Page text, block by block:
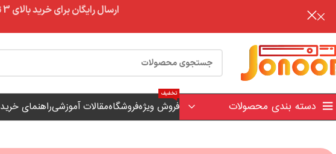
ارسال رایگان برای خرید بالای 3 تومن | ارسال شیراز فوری و مابقی شهرها با پست و تیپاکس
دسته بندی محصولات فروش ویژه
تخفیف
فروشگاهمقالات آموزشیراهنمای خرید